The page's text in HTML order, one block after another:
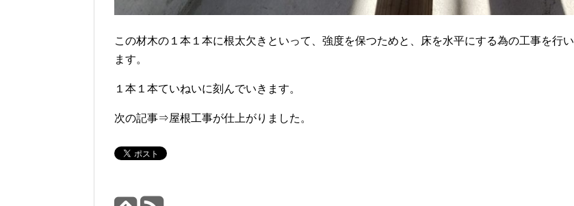
この材木の１本１本に根太欠きといって、強度を保つためと、床を水平にする為の工事を行い
ます。
１本１本ていねいに刻んでいきます。
次の記事⇒屋根工事が仕上がりました。